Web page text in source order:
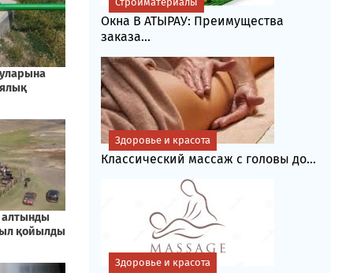
Окна В АТЫРАУ: Преимущества
заказа...
Классический массаж с головы до...
Здоровье и красота
Здоровье и красота